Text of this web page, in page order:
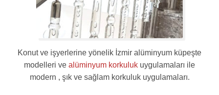
Konut ve işyerlerine yönelik İzmir alüminyum küpeşte
modelleri ve alüminyum korkuluk uygulamaları ile
modern , şık ve sağlam korkuluk uygulamaları.